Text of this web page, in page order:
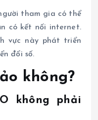
tham gia có thể
có kết nối internet.
vực này phát triển
đổi số.
không?
không phải